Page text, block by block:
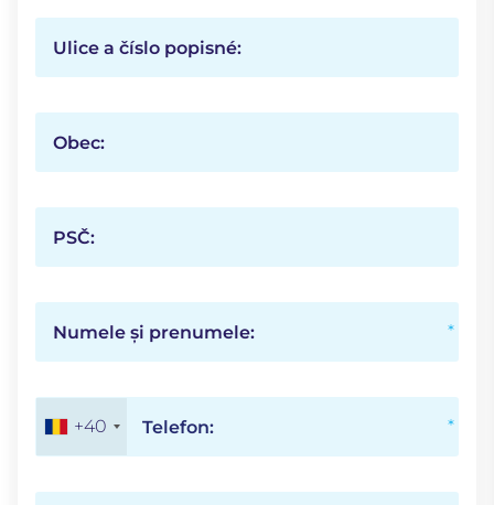
Ulice a číslo popisné:
Obec:
PSČ:
Numele și prenumele:
Telefon:
+40